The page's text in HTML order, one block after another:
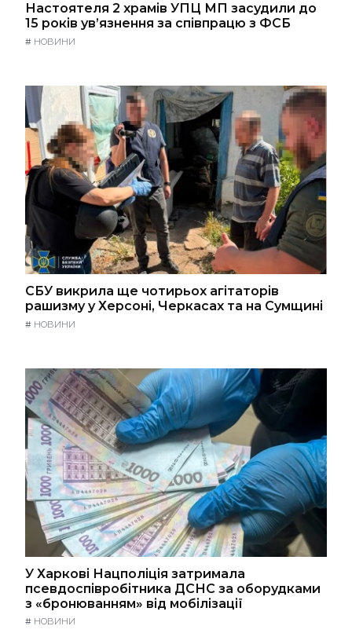
Настоятеля 2 храмів УПЦ МП засудили до
15 років ув’язнення за співпрацю з ФСБ
# НОВИНИ
СБУ викрила ще чотирьох агітаторів
рашизму у Херсоні, Черкасах та на Сумщині
# НОВИНИ
У Харкові Нацполіція затримала
псевдоспівробітника ДСНС за оборудками
з «бронюванням» від мобілізації
# НОВИНИ